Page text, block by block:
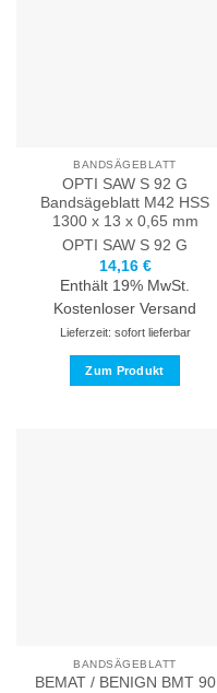
gewählt
werden
BANDSÄGEBLATT
OPTI SAW S 92 G
Bandsägeblatt M42 HSS
1300 x 13 x 0,65 mm
OPTI SAW S 92 G
14,16 €
Enthält 19% MwSt.
Kostenloser Versand
Lieferzeit: sofort lieferbar
Zum Produkt
gewählt
BANDSÄGEBLATT
BEMAT / BENIGN BMT 90